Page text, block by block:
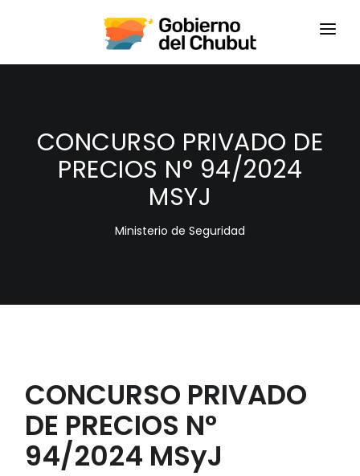
HOME
CONCURSO PRIVADO DE
PRECIOS N° 94/2024
MSYJ
Ministerio de Seguridad
CONCURSO PRIVADO
DE PRECIOS N°
94/2024 MSyJ